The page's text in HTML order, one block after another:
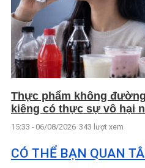
Thực phẩm không
kiêng có thực sự vô hại
15:33 - 06/08/2026 343 lượt xem
CÓ THỂ BẠN QUAN